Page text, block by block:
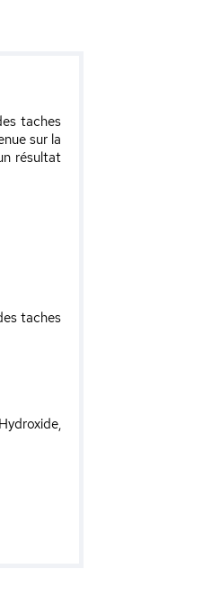
taches
sur la
résultat
taches